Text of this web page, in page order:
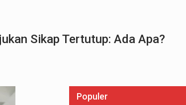
Sikap Tertutup: Ada Apa?
Populer